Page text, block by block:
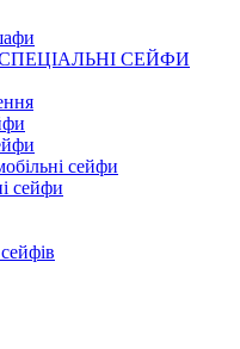
сейфи
сейфи